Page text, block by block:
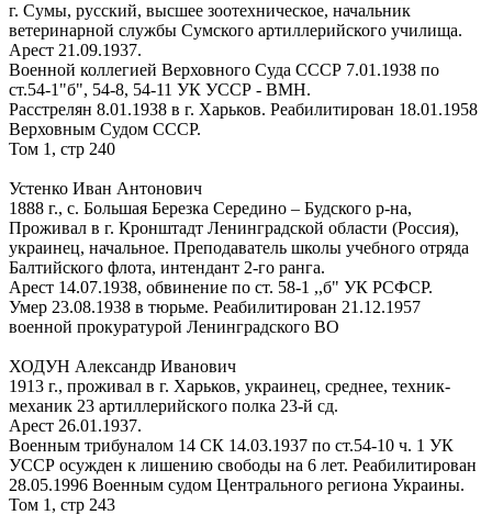
г. Сумы, русский, высшее зоотехническое, начальник
ветеринарной службы Сумского артиллерийского училища.
Арест 21.09.1937.
Военной коллегией Верховного Суда СССР 7.01.1938 по
ст.54-1"б", 54-8, 54-11 УК УССР - ВМН.
Расстрелян 8.01.1938 в г. Харьков. Реабилитирован 18.01.1958
Верховным Судом СССР.
Том 1, стр 240
Устенко Иван Антонович
1888 г., с. Большая Березка Середино – Будского р-на,
Проживал в г. Кронштадт Ленинградской области (Россия),
украинец, начальное. Преподаватель школы учебного отряда
Балтийского флота, интендант 2-го ранга.
Арест 14.07.1938, обвинение по ст. 58-1 ,,б" УК РСФСР.
Умер 23.08.1938 в тюрьме. Реабилитирован 21.12.1957
военной прокуратурой Ленинградского ВО
ХОДУН Александр Иванович
1913 г., проживал в г. Харьков, украинец, среднее, техник-
механик 23 артиллерийского полка 23-й сд.
Арест 26.01.1937.
Военным трибуналом 14 СК 14.03.1937 по ст.54-10 ч. 1 УК
УССР осужден к лишению свободы на 6 лет. Реабилитирован
28.05.1996 Военным судом Центрального региона Украины.
Том 1, стр 243